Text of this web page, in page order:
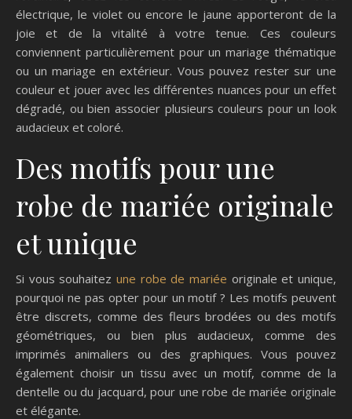
électrique, le violet ou encore le jaune apporteront de la
joie et de la vitalité à votre tenue. Ces couleurs
conviennent particulièrement pour un mariage thématique
ou un mariage en extérieur. Vous pouvez rester sur une
couleur et jouer avec les différentes nuances pour un effet
dégradé, ou bien associer plusieurs couleurs pour un look
audacieux et coloré.
Des motifs pour une
robe de mariée originale
et unique
Si vous souhaitez une robe de mariée originale et unique,
pourquoi ne pas opter pour un motif ? Les motifs peuvent
être discrets, comme des fleurs brodées ou des motifs
géométriques, ou bien plus audacieux, comme des
imprimés animaliers ou des graphiques. Vous pouvez
également choisir un tissu avec un motif, comme de la
dentelle ou du jacquard, pour une robe de mariée originale
et élégante.